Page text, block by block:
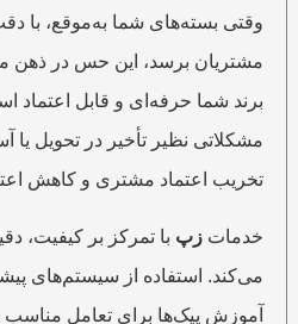
وقتی بسته‌های شما به‌موقع، با
مشتریان برسد، این حس در ذهن
برند شما حرفه‌ای و قابل اعتماد
مشکلاتی نظیر تأخیر در تحویل یا
تخریب اعتماد مشتری و کاهش
خدمات زپبا تمرکز بر کیفیت،
می‌کند. استفاده از سیستم‌های
آموزش پیک‌ها برای تعامل مناسب